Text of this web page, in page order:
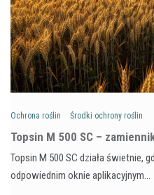
Ochrona roślin Środki ochrony roślin
Topsin M 500 SC –
Topsin M 500 SC działa świetnie,
odpowiednim oknie aplikacyjnym…